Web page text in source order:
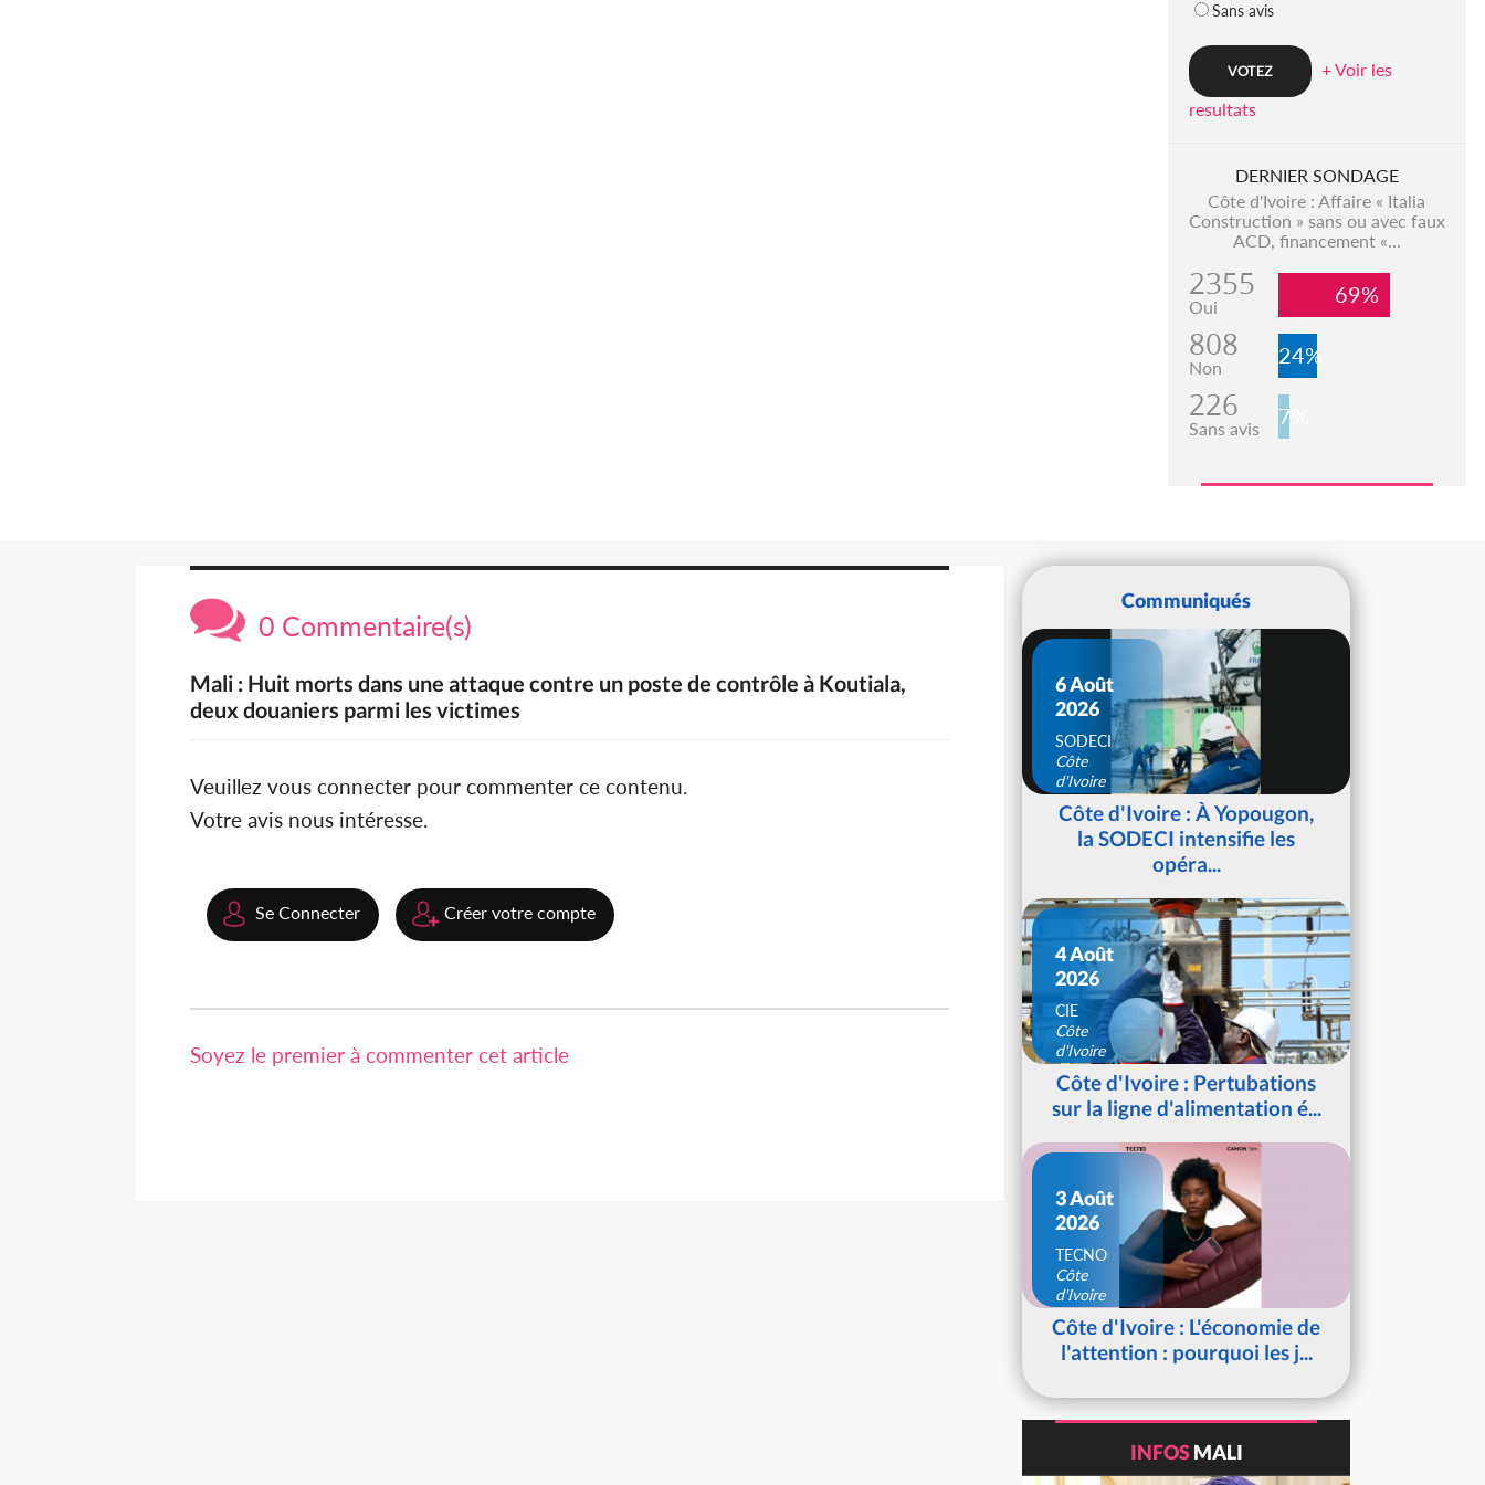
Sans avis
+ Voir les
resultats
DERNIER SONDAGE
Côte d'Ivoire : Affaire « Italia
Construction » sans ou avec faux
ACD, financement «...
2355
Oui 69%
808
Non 24%
226
Sans avis 7%
0 Commentaire(s)
Mali : Huit morts dans une attaque contre un poste de contrôle à Koutiala,
deux douaniers parmi les victimes
Veuillez vous connecter pour commenter ce contenu.
Votre avis nous intéresse.
Se Connecter Créer votre compte
Soyez le premier à commenter cet article
Communiqués
6 Août
2026
SODECI
Côte
d'Ivoire
Côte d'Ivoire : À Yopougon,
la SODECI intensifie les
opéra...
4 Août
2026
CIE
Côte
d'Ivoire
Côte d'Ivoire : Pertubations
sur la ligne d'alimentation é...
3 Août
2026
TECNO
Côte
d'Ivoire
Côte d'Ivoire : L'économie de
l'attention : pourquoi les j...
INFOSMALI